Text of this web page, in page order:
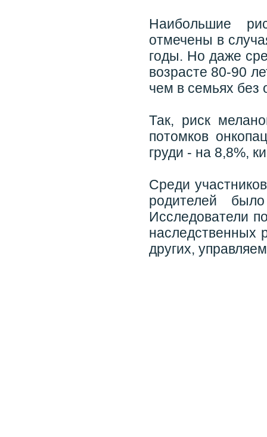
Наибольшие
отмечены в
годы. Но даже
возрасте 80-90
чем в семьях без
Так, риск
потомков
груди - на 8,8%,
Среди
родителей
Исследователи
наследственных
других,